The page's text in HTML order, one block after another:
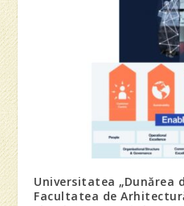
Universitatea „Dunărea
Facultatea de